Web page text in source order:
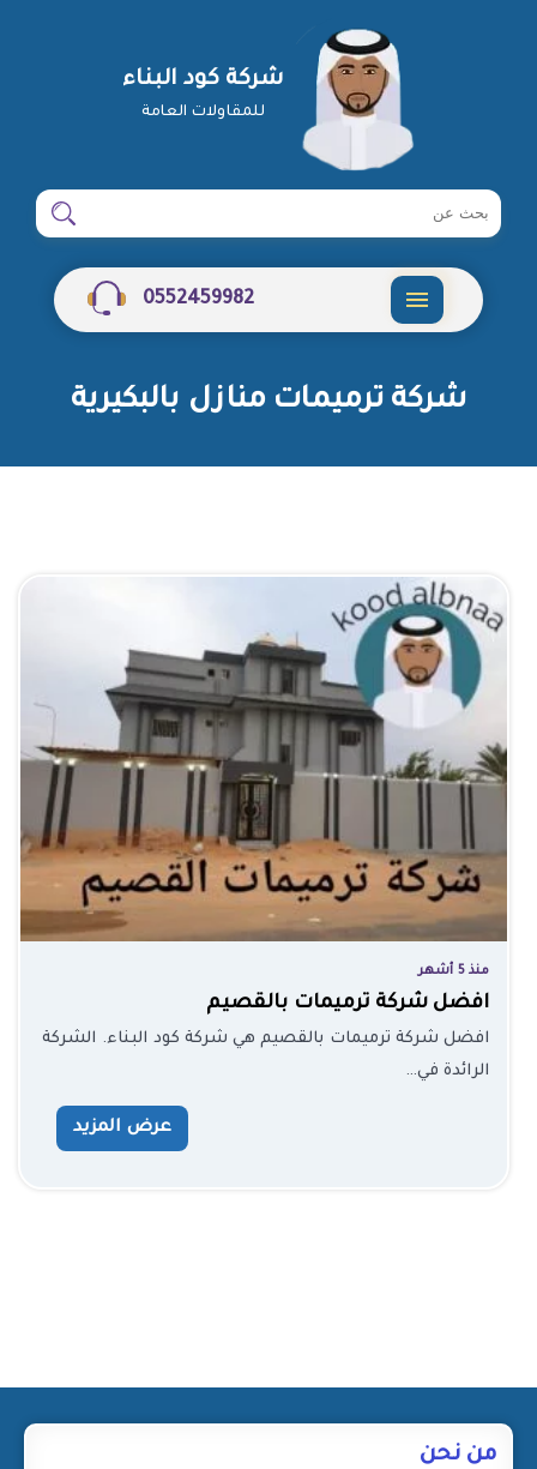
شركة كود البناء
للمقاولات العامة
ابحث
شركة
ابحث
0552459982
شركة ترميمات منازل بالبكيرية
منذ 5 أشهر
افضل شركة ترميمات بالقصيم
افضل شركة ترميمات بالقصيم هي شركة كود البناء. الشركة
الرائدة في…
عرض المزيد
من نحن